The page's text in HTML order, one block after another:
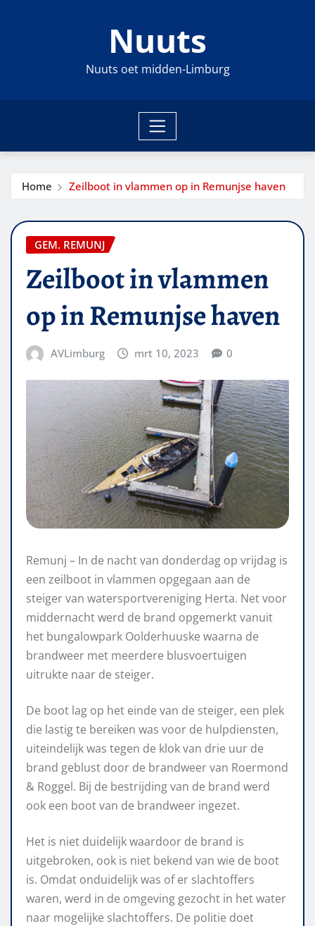
Nuuts
Nuuts oet midden-Limburg
Home Zeilboot in vlammen op in Remunjse haven
GEM. REMUNJ
Zeilboot in vlammen
op in Remunjse haven
AVLimburg mrt 10, 2023 0
Remunj – In de nacht van donderdag op vrijdag is
een zeilboot in vlammen opgegaan aan de
steiger van watersportvereniging Herta. Net voor
middernacht werd de brand opgemerkt vanuit
het bungalowpark Oolderhuuske waarna de
brandweer met meerdere blusvoertuigen
uitrukte naar de steiger.
De boot lag op het einde van de steiger, een plek
die lastig te bereiken was voor de hulpdiensten,
uiteindelijk was tegen de klok van drie uur de
brand geblust door de brandweer van Roermond
& Roggel. Bij de bestrijding van de brand werd
ook een boot van de brandweer ingezet.
Het is niet duidelijk waardoor de brand is
uitgebroken, ook is niet bekend van wie de boot
is. Omdat onduidelijk was of er slachtoffers
waren, werd in de omgeving gezocht in het water
naar mogelijke slachtoffers. De politie doet